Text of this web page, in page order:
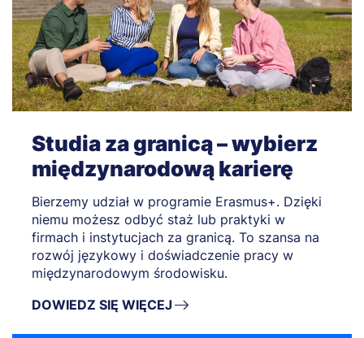
Studia za granicą – wybierz
międzynarodową karierę
Bierzemy udział w programie Erasmus+. Dzięki
niemu możesz odbyć staż lub praktyki w
firmach i instytucjach za granicą. To szansa na
rozwój językowy i doświadczenie pracy w
międzynarodowym środowisku.
DOWIEDZ SIĘ WIĘCEJ